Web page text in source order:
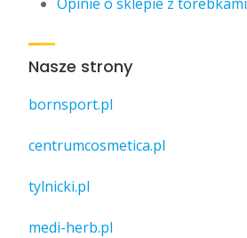
Nasze strony
bornsport.pl
centrumcosmetica.pl
tylnicki.pl
medi-herb.pl